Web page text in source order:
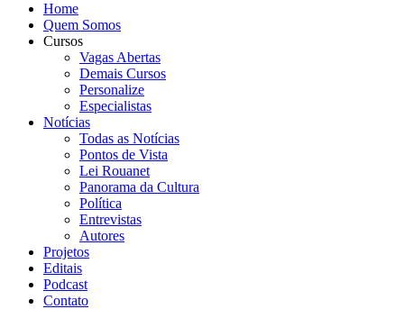
Home
Quem Somos
Cursos
Vagas Abertas
Demais Cursos
Personalize
Especialistas
Notícias
Todas as Notícias
Pontos de Vista
Lei Rouanet
Panorama da Cultura
Política
Entrevistas
Autores
Projetos
Editais
Podcast
Contato